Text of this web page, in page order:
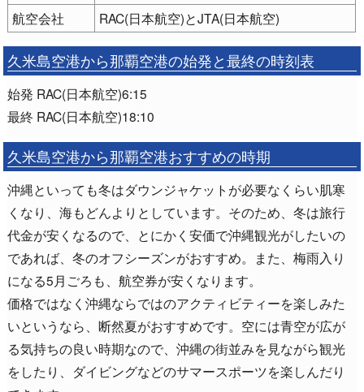
航空会社
RAC(日本航空)とJTA(日本航空)
久米島空港から那覇空港の始発と最終の時刻表
始発 RAC(日本航空)6:15
最終 RAC(日本航空)18:10
久米島空港から那覇空港おすすめの時期
沖縄といっても冬はダウンジャケットが必要なくらい肌寒
くなり、海もどんよりとしています。そのため、冬は旅行
代金が安くなるので、とにかく安価で沖縄観光がしたいの
であれば、冬のオフシーズンがおすすめ。また、梅雨入り
になる5月ごろも、航空券が安くなります。
価格ではなく沖縄ならではのアクティビティーを楽しみた
いというなら、断然夏がおすすめです。空には青空が広が
る気持ちの良い時期なので、沖縄の街並みを見ながら観光
をしたり、ダイビングなどのサマースポーツを楽しんだり